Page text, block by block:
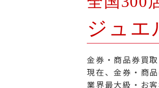
ジュエ
金券・商品券買
現在、金券・商
業界最大級・お